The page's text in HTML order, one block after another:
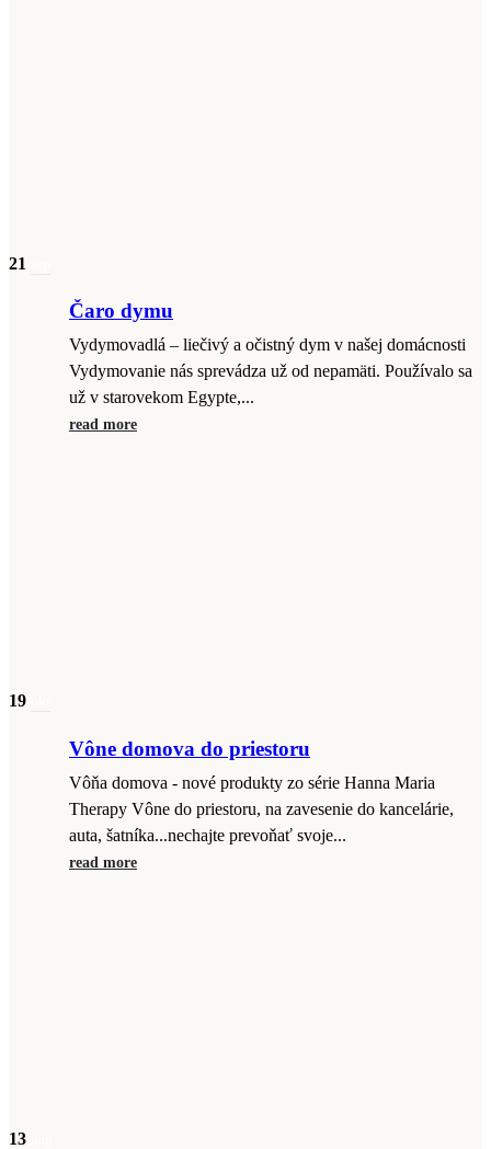
21
Čaro dymu
Vydymovadlá – liečivý a očistný dym v našej domácnosti
Vydymovanie nás sprevádza už od nepamäti. Používalo sa
už v starovekom Egypte,...
read more
19
Vône domova do priestoru
Vôňa domova - nové produkty zo série Hanna Maria
Therapy Vône do priestoru, na zavesenie do kancelárie,
auta, šatníka...nechajte prevoňať svoje...
read more
13